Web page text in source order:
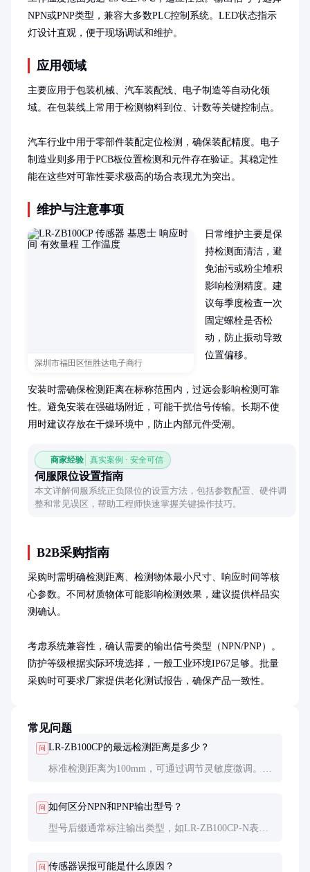
NPN或PNP类型，兼容大多数PLC控制系统。LED状态指示
灯设计直观，便于现场调试和维护。
应用领域
主要应用于包装机械、汽车装配线、电子制造等自动化领
域。在包装线上常用于检测物料到位、计数等关键控制点。
汽车行业中用于零部件装配定位检测，确保装配精度。电子
制造业则多用于PCB板位置检测和元件存在验证。其稳定性
能在这些对可靠性要求极高的场合表现尤为突出。
维护与注意事项
深圳市福田区恒胜达电子商行
日常维护主要是保
持检测面清洁，避
免油污或粉尘堆积
影响检测精度。建
议每季度检查一次
固定螺栓是否松
动，防止振动导致
位置偏移。
安装时需确保检测距离在标称范围内，过远会影响检测可靠
性。避免安装在强磁场附近，可能干扰信号传输。长期不使
用时建议存放在干燥环境中，防止内部元件受潮。
商家经验 真实案例 · 安全可信
伺服限位设置指南
本文详解伺服系统正负限位的设置方法，包括参数配置、硬件调
整和常见误区，帮助工程师快速掌握关键操作技巧。
B2B采购指南
采购时需明确检测距离、检测物体最小尺寸、响应时间等核
心参数。不同材质物体可能影响检测效果，建议提供样品实
测确认。
考虑系统兼容性，确认需要的输出信号类型（NPN/PNP）。
防护等级根据实际环境选择，一般工业环境IP67足够。批量
采购时可要求厂家提供老化测试报告，确保产品一致性。
常见问题
问 LR-ZB100CP的最远检测距离是多少？
标准检测距离为100mm，可通过调节灵敏度微调。实
问 如何区分NPN和PNP输出型号？
型号后缀通常标注输出类型，如LR-ZB100CP-N表示
问 传感器误报可能是什么原因？